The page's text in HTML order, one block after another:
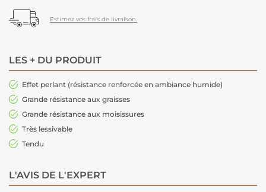
Estimez vos frais de livraison.
LES + DU PRODUIT
Effet perlant (résistance renforcée en ambiance humide)
Grande résistance aux graisses
Grande résistance aux moisissures
Très lessivable
Tendu
L'AVIS DE L'EXPERT